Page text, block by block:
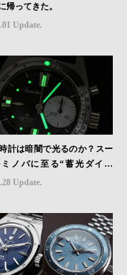
帰ってきた。
Update.
計は暗闇で光るのか？スー
ノバに至る“蓄光ダイヤ
化と物語
Update.